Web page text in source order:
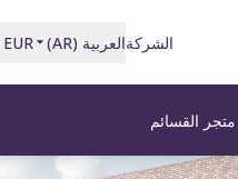
الشركةالعربية (
AR
)
EUR
متجر القسائم